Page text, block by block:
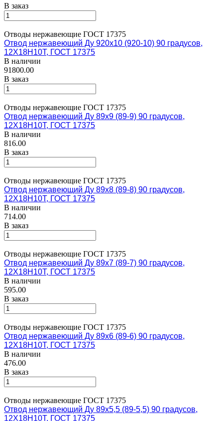
В заказ
Отводы нержавеющие ГОСТ 17375
Отвод нержавеющий Ду 920х10 (920-10) 90 градусов,
12Х18Н10Т, ГОСТ 17375
В наличии
91800.00
В заказ
Отводы нержавеющие ГОСТ 17375
Отвод нержавеющий Ду 89х9 (89-9) 90 градусов,
12Х18Н10Т, ГОСТ 17375
В наличии
816.00
В заказ
Отводы нержавеющие ГОСТ 17375
Отвод нержавеющий Ду 89х8 (89-8) 90 градусов,
12Х18Н10Т, ГОСТ 17375
В наличии
714.00
В заказ
Отводы нержавеющие ГОСТ 17375
Отвод нержавеющий Ду 89х7 (89-7) 90 градусов,
12Х18Н10Т, ГОСТ 17375
В наличии
595.00
В заказ
Отводы нержавеющие ГОСТ 17375
Отвод нержавеющий Ду 89х6 (89-6) 90 градусов,
12Х18Н10Т, ГОСТ 17375
В наличии
476.00
В заказ
Отводы нержавеющие ГОСТ 17375
Отвод нержавеющий Ду 89х5,5 (89-5,5) 90 градусов,
12Х18Н10Т, ГОСТ 17375